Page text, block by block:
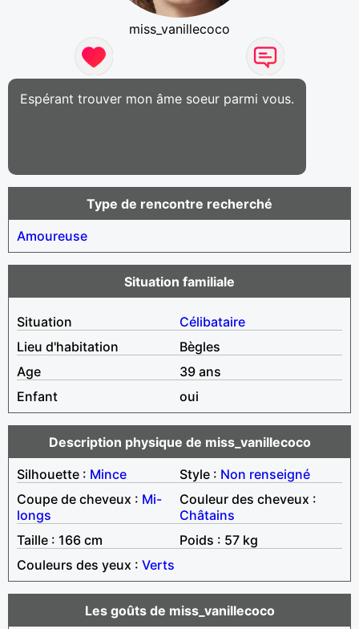
miss_vanillecoco
Espérant trouver mon âme soeur parmi vous.
Type de rencontre recherché
Amoureuse
Situation familiale
Situation
Célibataire
Lieu d'habitation
Bègles
Age
39 ans
Enfant
oui
Description physique de miss_vanillecoco
Silhouette : Mince Style : Non renseigné
Coupe de cheveux : Mi-
longs
Couleur des cheveux :
Châtains
Taille : 166 cm
Poids : 57 kg
Couleurs des yeux : Verts
Les goûts de miss_vanillecoco